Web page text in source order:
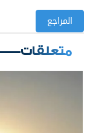
المراجع
متعلقات